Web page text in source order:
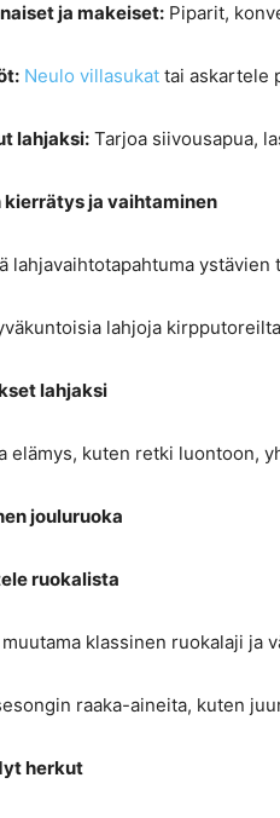
ja makeiset: Piparit,
Neulo villasukat tai askartele
lahjaksi: Tarjoa siivousapua,
kierrätys ja vaihtaminen
lahjavaihtotapahtuma ystävien
lahjoja
lahjaksi
elämys, kuten retki luontoon,
jouluruoka
ruokalista
muutama klassinen ruokalaji ja
raaka-aineita, kuten
herkut